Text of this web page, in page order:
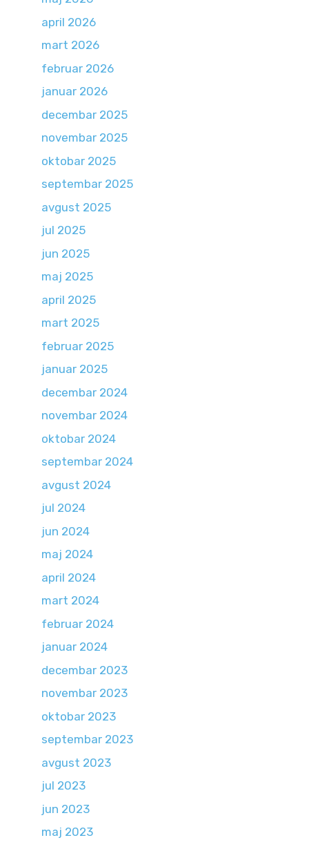
april 2026
mart 2026
februar 2026
januar 2026
decembar 2025
novembar 2025
oktobar 2025
septembar 2025
avgust 2025
jul 2025
jun 2025
maj 2025
april 2025
mart 2025
februar 2025
januar 2025
decembar 2024
novembar 2024
oktobar 2024
septembar 2024
avgust 2024
jul 2024
jun 2024
maj 2024
april 2024
mart 2024
februar 2024
januar 2024
decembar 2023
novembar 2023
oktobar 2023
septembar 2023
avgust 2023
jul 2023
jun 2023
maj 2023